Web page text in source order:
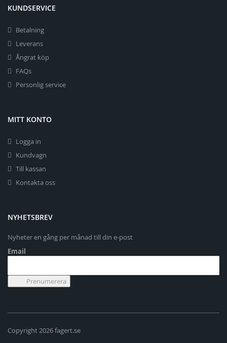
KUNDSERVICE
Betalning
Leverans
Ångrat köp
FAQs
Personlig service
MITT KONTO
Logga in
Kundvagn
Till kassan
Kontakta oss
NYHETSBREV
Nyheter en gång per månad till din e-post
Email
Copyright 2026 fagert.se